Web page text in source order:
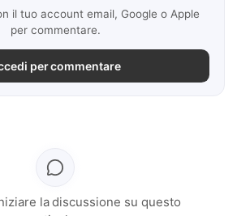
il tuo account email, Google o Apple
per commentare.
per commentare
la discussione su questo